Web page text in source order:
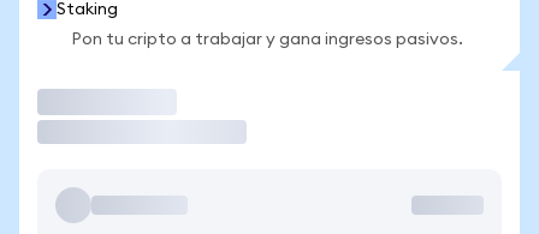
Staking
Pon tu cripto a trabajar y gana ingresos pasivos.